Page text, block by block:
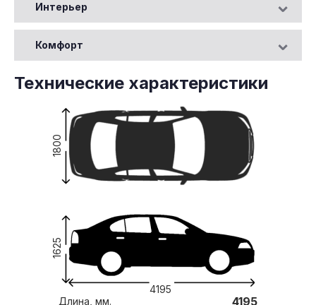
Интерьер
Комфорт
Технические характеристики
4195
1625
1800
Длина, мм. 4195